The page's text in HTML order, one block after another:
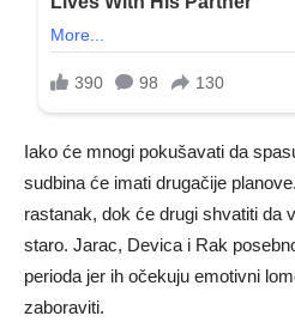
Iako će mnogi pokušavati da
sudbina će imati drugačije
rastanak, dok će drugi shvatiti da
staro. Jarac, Devica i Rak
perioda jer ih očekuju emotivni
zaboraviti.